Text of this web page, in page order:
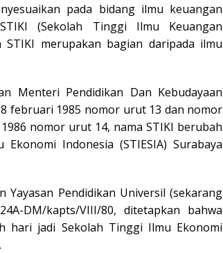
pada bidang ilmu keuangan
(Sekolah Tinggi Ilmu Keuangan
STIKI merupakan bagian daripada ilmu
Menteri Pendidikan Dan Kebudayaan
februari 1985 nomor urut 13 dan nomor
nomor urut 14, nama STIKI berubah
Indonesia (STIESIA) Surabaya
Yayasan Pendidikan Universil (sekarang
DM/kapts/VIII/80, ditetapkan bahwa
hari jadi Sekolah Tinggi Ilmu Ekonomi